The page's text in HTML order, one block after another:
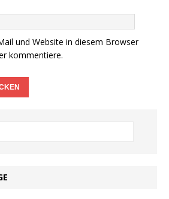
und Website in diesem Browser
kommentiere.